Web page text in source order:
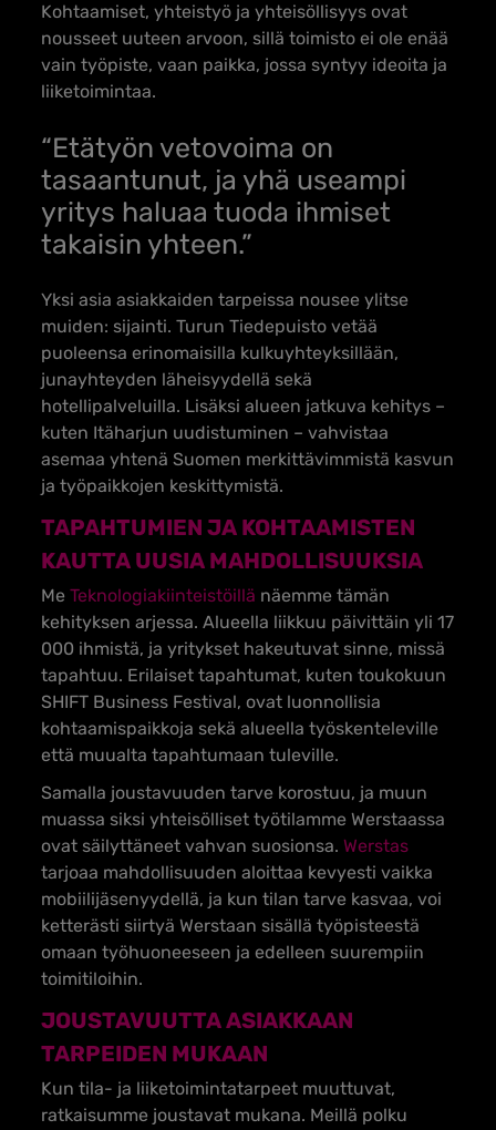
Kohtaamiset, yhteistyö ja yhteisöllisyys ovat
nousseet uuteen arvoon, sillä toimisto ei ole enää
vain työpiste, vaan paikka, jossa syntyy ideoita ja
liiketoimintaa.
“Etätyön vetovoima on
tasaantunut, ja yhä useampi
yritys haluaa tuoda ihmiset
takaisin yhteen.”
Yksi asia asiakkaiden tarpeissa nousee ylitse
muiden: sijainti. Turun Tiedepuisto vetää
puoleensa erinomaisilla kulkuyhteyksillään,
junayhteyden läheisyydellä sekä
hotellipalveluilla. Lisäksi alueen jatkuva kehitys –
kuten Itäharjun uudistuminen – vahvistaa
asemaa yhtenä Suomen merkittävimmistä kasvun
ja työpaikkojen keskittymistä.
TAPAHTUMIEN JA KOHTAAMISTEN
KAUTTA UUSIA MAHDOLLISUUKSIA
Me Teknologiakiinteistöillä näemme tämän
kehityksen arjessa. Alueella liikkuu päivittäin yli 17
000 ihmistä, ja yritykset hakeutuvat sinne, missä
tapahtuu. Erilaiset tapahtumat, kuten toukokuun
SHIFT Business Festival, ovat luonnollisia
kohtaamispaikkoja sekä alueella työskenteleville
että muualta tapahtumaan tuleville.
Samalla joustavuuden tarve korostuu, ja muun
muassa siksi yhteisölliset työtilamme Werstaassa
ovat säilyttäneet vahvan suosionsa. Werstas
tarjoaa mahdollisuuden aloittaa kevyesti vaikka
mobiilijäsenyydellä, ja kun tilan tarve kasvaa, voi
ketterästi siirtyä Werstaan sisällä työpisteestä
omaan työhuoneeseen ja edelleen suurempiin
toimitiloihin.
JOUSTAVUUTTA ASIAKKAAN
TARPEIDEN MUKAAN
Kun tila- ja liiketoimintatarpeet muuttuvat,
ratkaisumme joustavat mukana. Meillä polku